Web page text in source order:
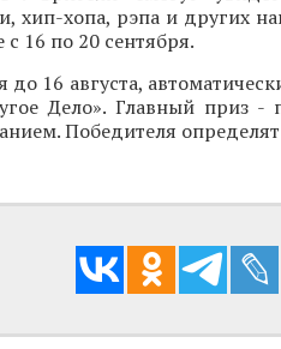
хип-хопа, рэпа и других
16 по 20 сентября.
до 16 августа,
Дело». Главный приз -
Победителя